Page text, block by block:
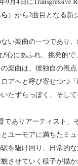
）から2曲目となる新
い楽曲の一つであり
心にあふれ、挑発的
楽曲は、彼独自の視
アへと呼び寄せつつ
たずらっぽく、そし
でありアーティスト
ユーモアに満ちたミ
を駆け回り、日常的
させていく様子が描